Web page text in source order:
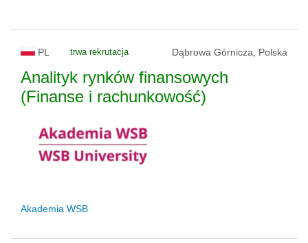
PL trwa rekrutacja Dąbrowa Górnicza, Polska
Analityk rynków finansowych
(Finanse i rachunkowość)
Akademia WSB